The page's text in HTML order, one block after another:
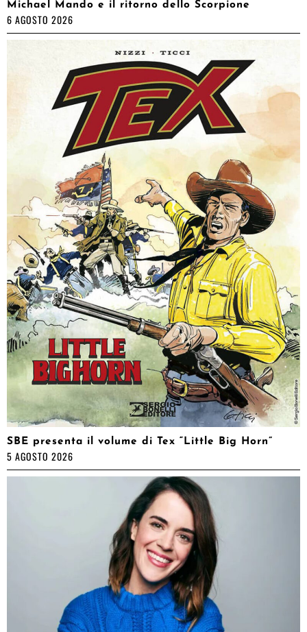
Michael Mando e il ritorno dello Scorpione
6 AGOSTO 2026
SBE presenta il volume di Tex “Little Big Horn”
5 AGOSTO 2026